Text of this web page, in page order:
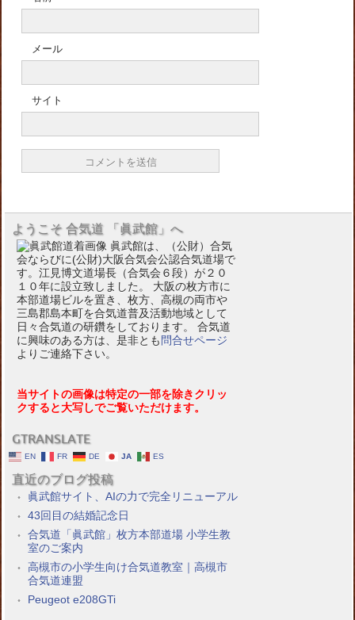
メール
サイト
ようこそ 合気道 「眞武館」へ
眞武館は、（公財）合気
会ならびに(公財)大阪合気会公認合気道場で
す。江見博文道場長（合気会６段）が２０
１０年に設立致しました。 大阪の枚方市に
本部道場ビルを置き、枚方、高槻の両市や
三島郡島本町を合気道普及活動地域として
日々合気道の研鑽をしております。 合気道
に興味のある方は、是非とも 問合せページ
よりご連絡下さい。
当サイトの画像は特定の一部を除きクリッ
クすると大写しでご覧いただけます。
GTRANSLATE
EN FR DE JA ES
直近のブログ投稿
眞武館サイト、AIの力で完全リニューアル
43回目の結婚記念日
合気道「眞武館」枚方本部道場 小学生教
室のご案内
高槻市の小学生向け合気道教室｜高槻市
合気道連盟
Peugeot e208GTi